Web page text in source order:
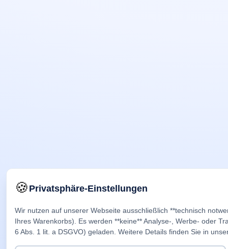
🍪Privatsphäre-Einstellungen
Wir nutzen auf unserer Webseite ausschließlich **technisch
Ihres Warenkorbs). Es werden **keine** Analyse-, Werbe- oder
6 Abs. 1 lit. a DSGVO) geladen. Weitere Details finden Sie in